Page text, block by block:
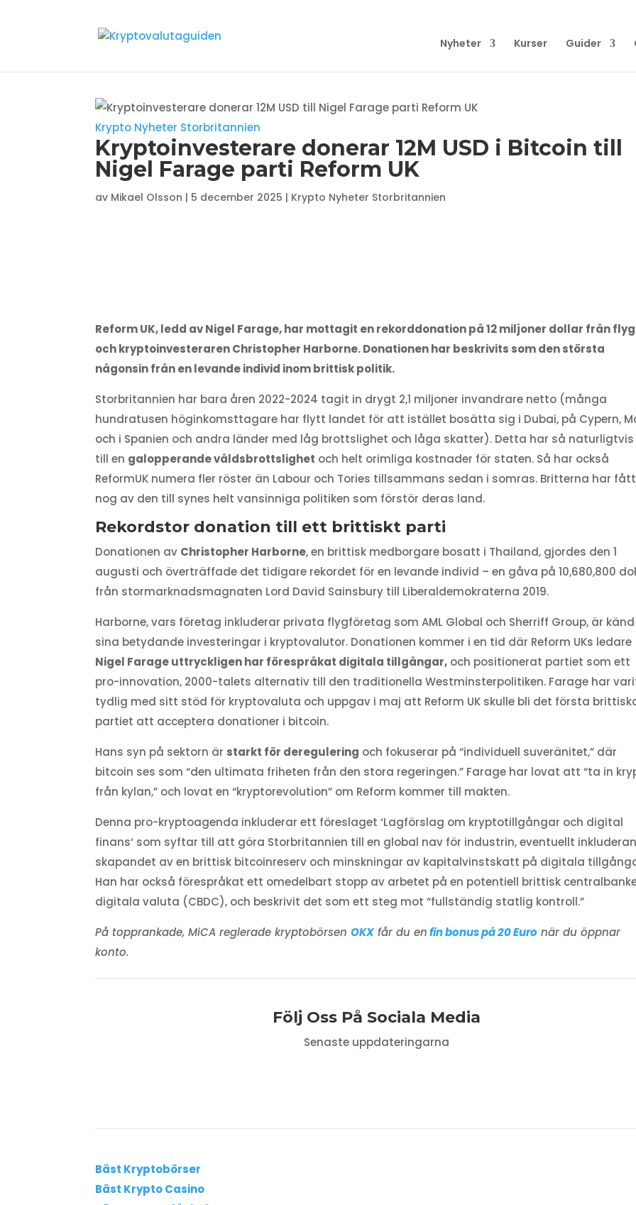
Nyheter Kurser Guider
Krypto Nyheter Storbritannien
Kryptoinvesterare donerar 12M USD i Bitcoin till
Nigel Farage parti Reform UK
av Mikael Olsson | 5 december 2025 | Krypto Nyheter Storbritannien
Reform UK, ledd av Nigel Farage, har mottagit en rekorddonation på 12 miljoner dollar från
och kryptoinvesteraren Christopher Harborne. Donationen har beskrivits som den största
någonsin från en levande individ inom brittisk politik.
Storbritannien har bara åren 2022-2024 tagit in drygt 2,1 miljoner invandrare netto (många
hundratusen höginkomsttagare har flytt landet för att istället bosätta sig i Dubai, på Cypern,
och i Spanien och andra länder med låg brottslighet och låga skatter). Detta har så
till en galopperande våldsbrottslighet och helt orimliga kostnader för staten. Så har också
ReformUK numera fler röster än Labour och Tories tillsammans sedan i somras. Britterna har fått
nog av den till synes helt vansinniga politiken som förstör deras land.
Rekordstor donation till ett brittiskt parti
Donationen av Christopher Harborne, en brittisk medborgare bosatt i Thailand, gjordes den 1
augusti och överträffade det tidigare rekordet för en levande individ – en gåva på 10,680,800
från stormarknadsmagnaten Lord David Sainsbury till Liberaldemokraterna 2019.
Harborne, vars företag inkluderar privata flygföretag som AML Global och Sherriff Group, är
sina betydande investeringar i kryptovalutor. Donationen kommer i en tid där Reform UKs ledare
Nigel Farage uttryckligen har förespråkat digitala tillgångar, och positionerat partiet som ett
pro-innovation, 2000-talets alternativ till den traditionella Westminsterpolitiken. Farage har
tydlig med sitt stöd för kryptovaluta och uppgav i maj att Reform UK skulle bli det första
partiet att acceptera donationer i bitcoin.
Hans syn på sektorn är starkt för deregulering och fokuserar på “individuell suveränitet,” där
bitcoin ses som “den ultimata friheten från den stora regeringen.” Farage har lovat att “ta in
från kylan,” och lovat en “kryptorevolution” om Reform kommer till makten.
Denna pro-kryptoagenda inkluderar ett föreslaget ‘Lagförslag om kryptotillgångar och digital
finans‘ som syftar till att göra Storbritannien till en global nav för industrin, eventuellt
skapandet av en brittisk bitcoinreserv och minskningar av kapitalvinstskatt på digitala
Han har också förespråkat ett omedelbart stopp av arbetet på en potentiell brittisk
digitala valuta (CBDC), och beskrivit det som ett steg mot “fullständig statlig kontroll.”
På topprankade, MiCA reglerade kryptobörsenOKX får du en fin bonus på 20 Euro när du öppnar
konto.
Följ Oss På Sociala Media
Senaste uppdateringarna
Bäst Kryptobörser
Bäst Krypto Casino